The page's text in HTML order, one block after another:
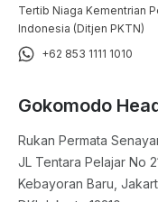
Tertib Niaga Kementrian
Indonesia (Ditjen PKTN)
+62 853 1111 1010
Gokomodo
Rukan Permata
JL Tentara Pelajar No
Kebayoran Baru,